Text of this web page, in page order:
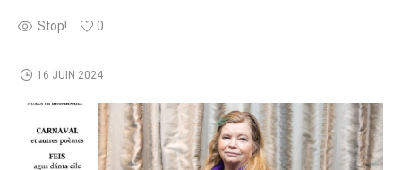
Stop! 0
16 JUIN 2024